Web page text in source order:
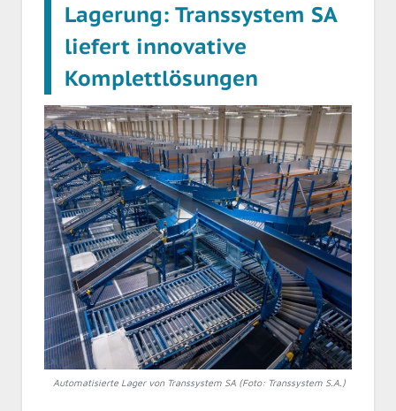
Lagerung: Transsystem SA
liefert innovative
Komplettlösungen
Automatisierte Lager von Transsystem SA (Foto: Transsystem S.A.)